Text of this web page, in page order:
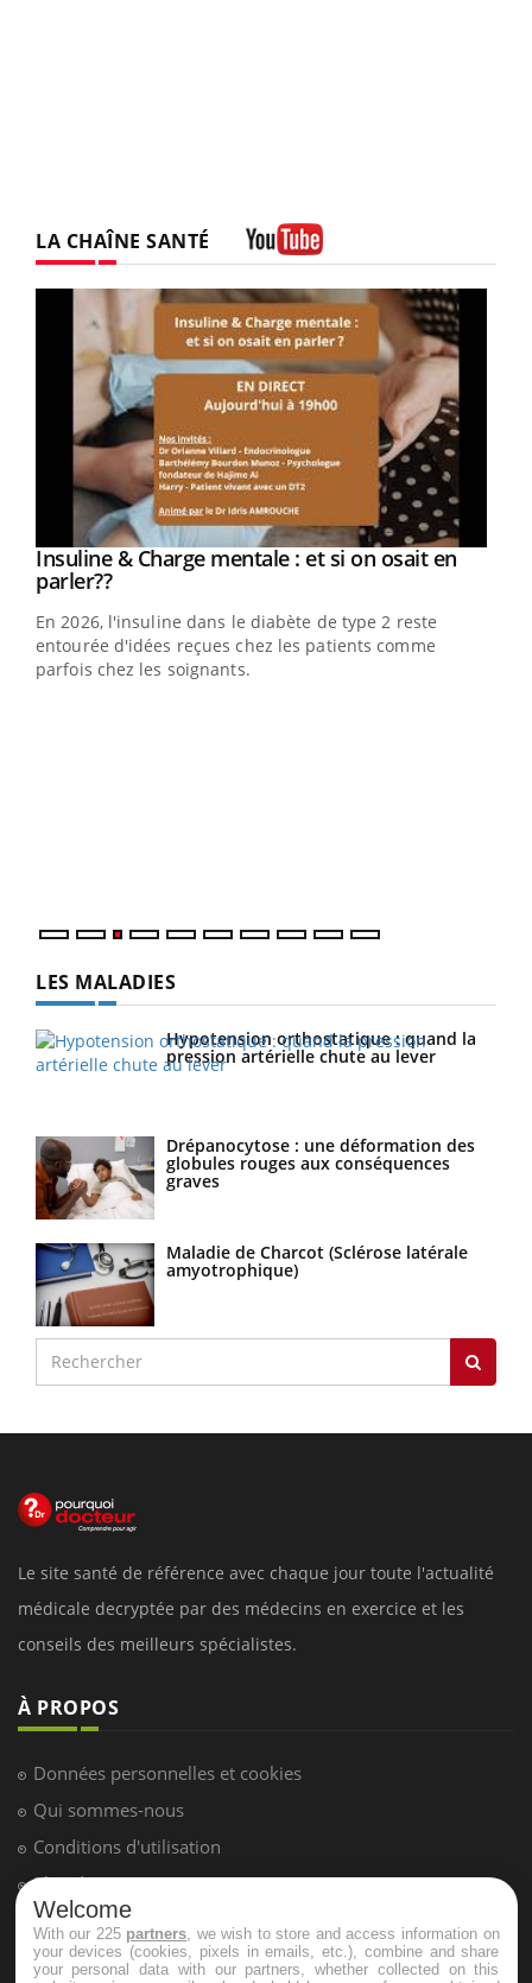
LA CHAÎNE SANTÉ
Youtube
Insuline & Charge mentale : et si on osait en
parler??Youtube
En 2026, l'insuline dans le diabète de type 2 reste
entourée d'idées reçues chez les patients comme
parfois chez les soignants.
LES MALADIES
Hypotension orthostatique : quand la
pression artérielle chute au lever
Drépanocytose : une déformation des
globules rouges aux conséquences
graves
Maladie de Charcot (Sclérose latérale
amyotrophique)
Le site santé de référence avec chaque jour toute l'actualité
médicale decryptée par des médecins en exercice et les
conseils des meilleurs spécialistes.
À PROPOS
Données personnelles et cookies
Qui sommes-nous
Conditions d'utilisation
Plan du site
Mentions Légales
Nous contacter
Welcome
With our 225 partners , we wish to store and access information on
your devices (cookies, pixels in emails, etc.), combine and share
your personal data with our partners, whether collected on this